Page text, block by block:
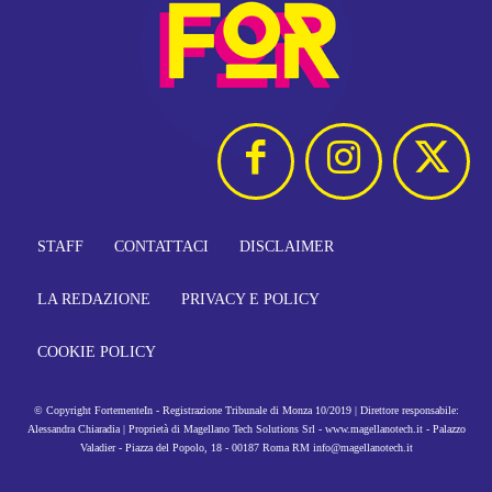
STAFF CONTATTACI DISCLAIMER
LA REDAZIONE PRIVACY E POLICY
COOKIE POLICY
© Copyright FortementeIn - Registrazione Tribunale di Monza 10/2019 | Direttore responsabile:
Alessandra Chiaradia | Proprietà di Magellano Tech Solutions Srl - www.magellanotech.it - Palazzo
Valadier - Piazza del Popolo, 18 - 00187 Roma RM info@magellanotech.it